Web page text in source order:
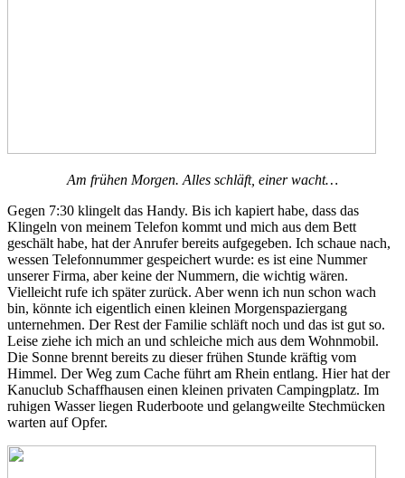
Am frühen Morgen. Alles schläft, einer wacht…
Gegen 7:30 klingelt das Handy. Bis ich kapiert habe, dass das
Klingeln von meinem Telefon kommt und mich aus dem Bett
geschält habe, hat der Anrufer bereits aufgegeben. Ich schaue nach,
wessen Telefonnummer gespeichert wurde: es ist eine Nummer
unserer Firma, aber keine der Nummern, die wichtig wären.
Vielleicht rufe ich später zurück. Aber wenn ich nun schon wach
bin, könnte ich eigentlich einen kleinen Morgenspaziergang
unternehmen. Der Rest der Familie schläft noch und das ist gut so.
Leise ziehe ich mich an und schleiche mich aus dem Wohnmobil.
Die Sonne brennt bereits zu dieser frühen Stunde kräftig vom
Himmel. Der Weg zum Cache führt am Rhein entlang. Hier hat der
Kanuclub Schaffhausen einen kleinen privaten Campingplatz. Im
ruhigen Wasser liegen Ruderboote und gelangweilte Stechmücken
warten auf Opfer.